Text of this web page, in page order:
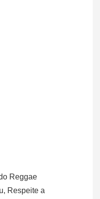
Reggae
Respeite a